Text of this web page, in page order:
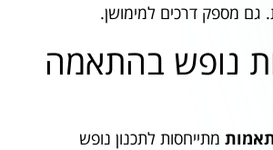
גם מספק דרכים למימושן.
נופש בהתאמה
מתייחסות לתכנון נופש